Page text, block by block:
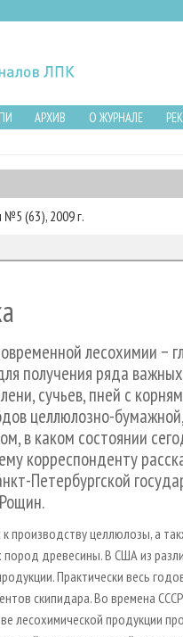
АРХИВ О ЖУРНАЛЕ
(63), 2009 г.
лесохимии −
получения ряда
сучьев, пней с
целлюлозно-
в каком состоянии
корреспонденту
Петербургской
производству целлюлозы, а
древесины. В США из
Практически весь
скипидара. Во времена
лесохимической продукции